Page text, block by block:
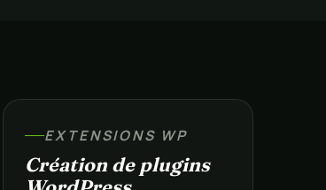
EXTENSIONS WP
Création de plugins